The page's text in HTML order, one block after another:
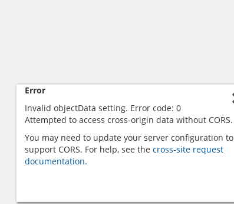
Error
Invalid objectData setting. Error code: 0
Attempted to access cross-origin data without CORS.
You may need to update your server configuration to
support CORS. For help, see the cross-site request
documentation.